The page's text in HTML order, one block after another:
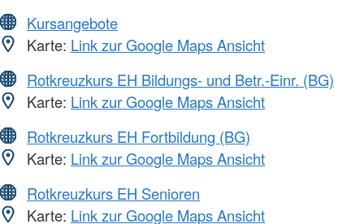
Kursangebote
Karte: Link zur Google Maps Ansicht
Rotkreuzkurs EH Bildungs- und Betr.-Einr. (BG)
Karte: Link zur Google Maps Ansicht
Rotkreuzkurs EH Fortbildung (BG)
Karte: Link zur Google Maps Ansicht
Rotkreuzkurs EH Senioren
Karte: Link zur Google Maps Ansicht